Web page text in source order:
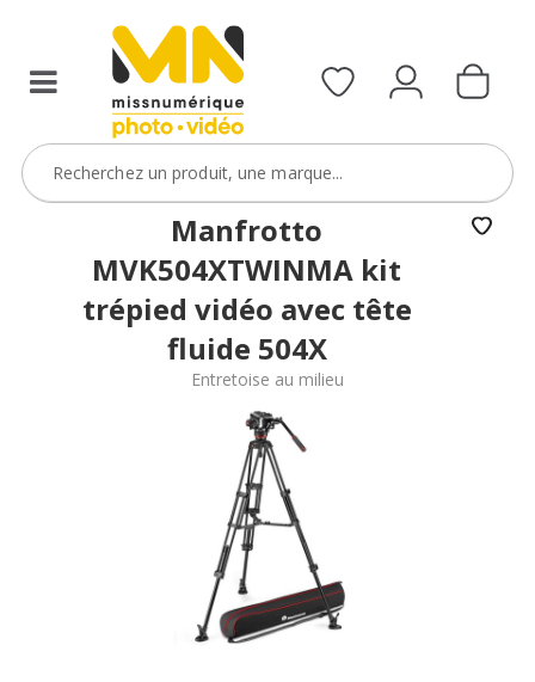
Manfrotto
MVK504XTWINMA kit
trépied vidéo avec tête
fluide 504X
Entretoise au milieu